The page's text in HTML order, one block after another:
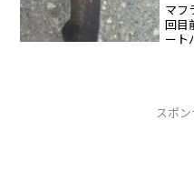
マフ
回目
ート
スポ